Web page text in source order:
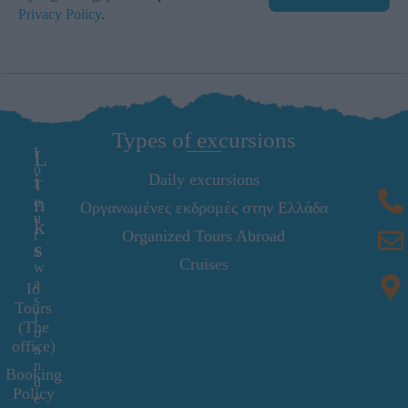
Privacy Policy.
I
o
T
o
u
r
s
w
a
s
f
o
u
n
d
e
L
i
n
k
s
Io
Tours
(The
office)
Booking
Policy
Types of excursions
Daily excursions
Οργανωμένες εκδρομές στην Ελλάδα
Organized Tours Abroad
Cruises